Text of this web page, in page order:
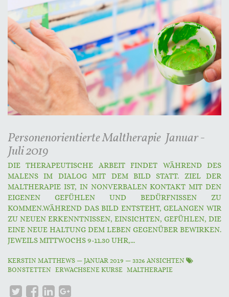
Personenorientierte Maltherapie Januar -
Juli 2019
DIE THERAPEUTISCHE ARBEIT FINDET WÄHREND DES
MALENS IM DIALOG MIT DEM BILD STATT. ZIEL DER
MALTHERAPIE IST, IN NONVERBALEN KONTAKT MIT DEN
EIGENEN GEFÜHLEN UND BEDÜRFNISSEN ZU
KOMMEN.WÄHREND DAS BILD ENTSTEHT, GELANGEN WIR
ZU NEUEN ERKENNTNISSEN, EINSICHTEN, GEFÜHLEN, DIE
EINE NEUE HALTUNG DEM LEBEN GEGENÜBER BEWIRKEN.
JEWEILS MITTWOCHS 9-11.30 UHR,...
KERSTIN MATTHEWS — JANUAR 2019 — 3326 ANSICHTEN
BONSTETTEN ERWACHSENE KURSE MALTHERAPIE